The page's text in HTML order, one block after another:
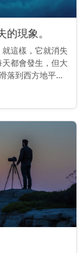
現象。
這樣，它就消失
都會發生，但大
落到西方地平線
原理 地球由西